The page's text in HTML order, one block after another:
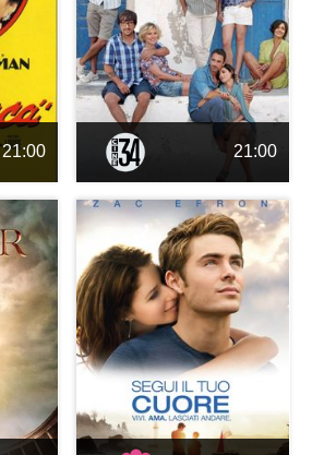
21:00 21:00